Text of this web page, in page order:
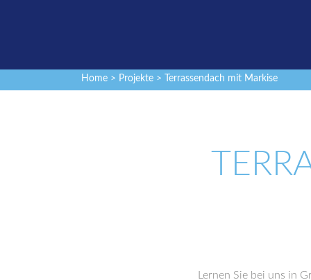
Home > Projekte > Terrassendach mit Markise
Lernen Sie bei uns in